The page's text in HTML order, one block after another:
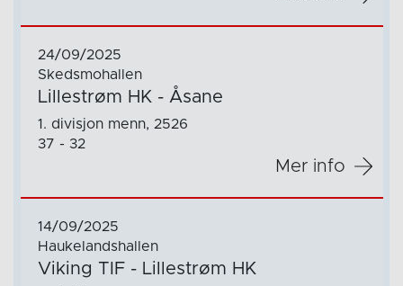
24/09/2025
Skedsmohallen
Lillestrøm HK - Åsane
1. divisjon menn, 2526
37 - 32
Mer info
14/09/2025
Haukelandshallen
Viking TIF - Lillestrøm HK